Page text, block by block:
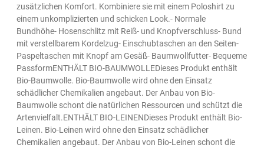
zusätzlichen Komfort. Kombiniere sie mit einem Poloshirt zu
einem unkomplizierten und schicken Look.- Normale
Bundhöhe- Hosenschlitz mit Reiß- und Knopfverschluss- Bund
mit verstellbarem Kordelzug- Einschubtaschen an den Seiten-
Paspeltaschen mit Knopf am Gesäß- Baumwollfutter- Bequeme
PassformENTHÄLT BIO-BAUMWOLLEDieses Produkt enthält
Bio-Baumwolle. Bio-Baumwolle wird ohne den Einsatz
schädlicher Chemikalien angebaut. Der Anbau von Bio-
Baumwolle schont die natürlichen Ressourcen und schützt die
Artenvielfalt.ENTHÄLT BIO-LEINENDieses Produkt enthält Bio-
Leinen. Bio-Leinen wird ohne den Einsatz schädlicher
Chemikalien angebaut. Der Anbau von Bio-Leinen schont die